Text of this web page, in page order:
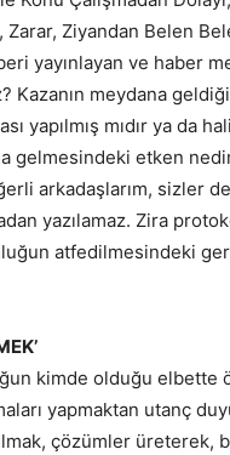
Ziyandan Belen
yayınlayan ve haber
Kazanın meydana
yapılmış mıdır ya da
gelmesindeki etken
arkadaşlarım, sizler
yazılamaz. Zira
atfedilmesindeki
kimde olduğu elbette
yapmaktan utanç
çözümler üreterek,